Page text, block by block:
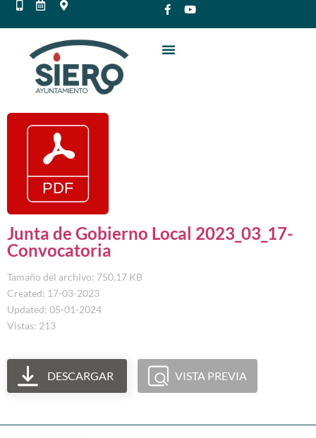
Junta de Gobierno Local 2023_03_17-
Convocatoria
Tamaño del archivo: 750.17 KB
Created: 17-03-2023
Updated: 05-01-2024
Vistas: 213
DESCARGAR VISTA PREVIA